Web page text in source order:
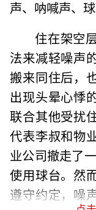
声、呐喊声、
住在架空
法来减轻噪声
搬来同住后，
出现头晕心悸
联合其他受扰
代表李叔和物
业公司撤走了
使用球台。然
遵守约定，噪